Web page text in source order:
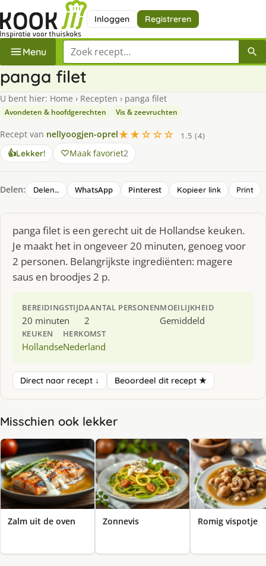
Inloggen Registreren
Menu Zoek een recept
panga filet
U bent hier: Home › Recepten › panga filet
Avondeten & hoofdgerechten Vis & zeevruchten
Recept van nellyoogjen-oprel★★☆☆☆
1.5 (4)
👍Lekker! Maak favoriet2
Delen: Delen… WhatsApp Pinterest Kopieer link Print
panga filet is een gerecht uit de Hollandse keuken.
Je maakt het in ongeveer 20 minuten, genoeg voor
2 personen. Belangrijkste ingrediënten: magere
saus en broodjes 2 p.
BEREIDINGSTIJD
20 minuten
AANTAL PERSONEN
2
MOEILIJKHEID
Gemiddeld
KEUKEN
Hollandse
HERKOMST
Nederland
Direct naar recept ↓ Beoordeel dit recept ★
Misschien ook lekker
Zalm uit de oven Zonnevis Romig vispotje